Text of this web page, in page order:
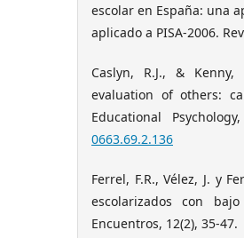
escolar en España: una
aplicado a PISA-2006.
Caslyn, R.J., &
evaluation of others:
Educational
0663.69.2.136
Ferrel, F.R., Vélez, J. y
escolarizados con
Encuentros, 12(2), 35-47.